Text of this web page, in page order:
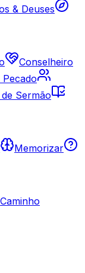
& Deuses
Conselheiro
Sermão
Memorizar
Caminho